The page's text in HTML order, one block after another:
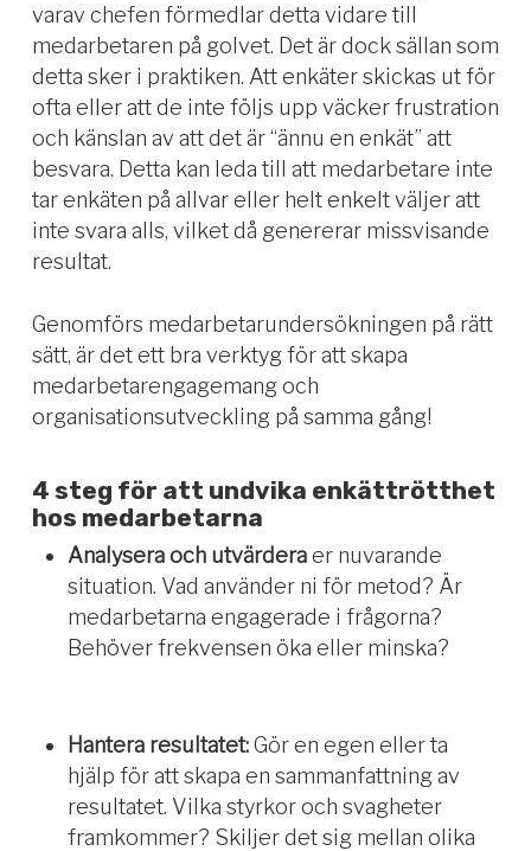
varav chefen förmedlar detta vidare till
medarbetaren på golvet. Det är dock sällan som
detta sker i praktiken. Att enkäter skickas ut för
ofta eller att de inte följs upp väcker frustration
och känslan av att det är “ännu en enkät” att
besvara. Detta kan leda till att medarbetare inte
tar enkäten på allvar eller helt enkelt väljer att
inte svara alls, vilket då genererarmissvisande
resultat.
Genomförs medarbetarundersökningen på rätt
sätt, är det ett bra verktyg för att skapa
medarbetarengagemang och
organisationsutveckling på samma gång!
4 steg för att undvika enkättrötthet
hos medarbetarna
Analysera och utvärderaer nuvarande
situation. Vad använder ni för metod? Är
medarbetarna engagerade i frågorna?
Behöver frekvensen öka eller minska?
Hantera resultatet:Gör en egen eller ta
hjälp för att skapa en sammanfattning av
resultatet. Vilka styrkor och svagheter
framkommer? Skiljer det sig mellan olika